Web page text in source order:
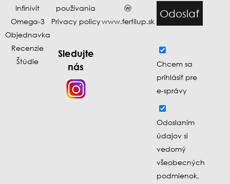
Infinivit
Omega-3
Objednavka
Recenzie
Štúdie
používania
Privacy policy
Sledujte
nás
ⓦ
www.fertilup.sk
Odoslať
Chcem sa
prihlásiť pre
e-správy
Odoslaním
údajov si
vedomý
všeobecných
podmienok,